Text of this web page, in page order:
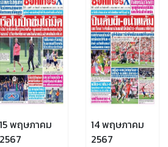
15 พฤษภาคม
2567
14 พฤษภาคม
2567